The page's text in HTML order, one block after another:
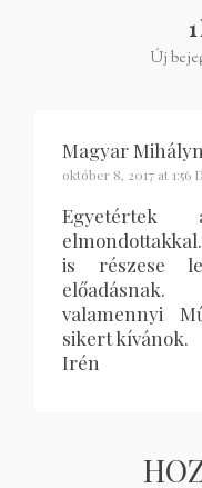
Új
Magyar
október 8, 2017 at 1:56
Egyetértek
is részese
valamennyi
sikert kívánok.
Irén